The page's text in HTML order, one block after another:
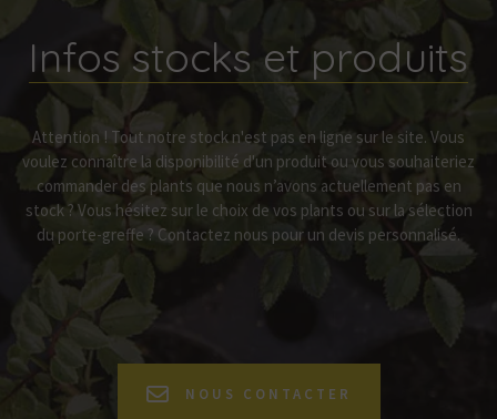
Infos stocks et produits
Attention ! Tout notre stock n'est pas en ligne sur le site. Vous
voulez connaître la disponibilité d'un produit ou vous souhaiteriez
commander des plants que nous n’avons actuellement pas en
stock ? Vous hésitez sur le choix de vos plants ou sur la sélection
du porte-greffe ? Contactez nous pour un devis personnalisé.
NOUS CONTACTER